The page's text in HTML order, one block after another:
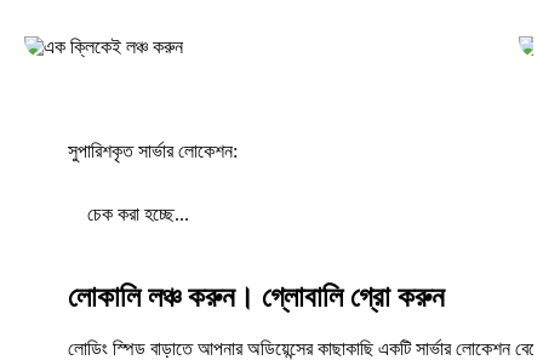
সুপারিশকৃত সার্ভার লোকেশন:
চেক করা হচ্ছে...
লোকালি লঞ্চ করুন। গ্লোবালি গ্রো করুন
লোডিং স্পিড বাড়াতে আপনার অডিয়েন্সের কাছাকাছি একটি সার্ভার লোকেশন